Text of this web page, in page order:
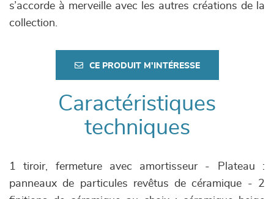
s’accorde à merveille avec les autres créations de la
collection.
CE PRODUIT M'INTÉRESSE
Caractéristiques
techniques
1 tiroir, fermeture avec amortisseur - Plateau :
panneaux de particules revêtus de céramique - 2